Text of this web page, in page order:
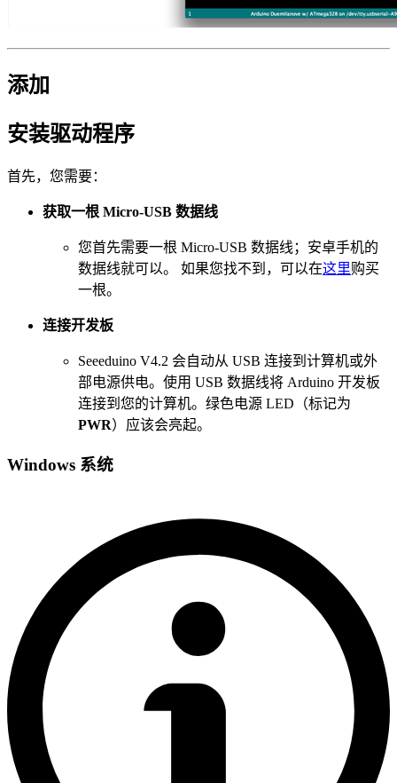
添加
安装驱动程序
首先，您需要：
获取一根 Micro-USB 数据线
您首先需要一根 Micro-USB 数据线；安卓手机的
数据线就可以。 如果您找不到，可以在这里购买
一根。
连接开发板
Seeeduino V4.2 会自动从 USB 连接到计算机或外
部电源供电。使用 USB 数据线将 Arduino 开发板
连接到您的计算机。绿色电源 LED（标记为
PWR）应该会亮起。
Windows 系统